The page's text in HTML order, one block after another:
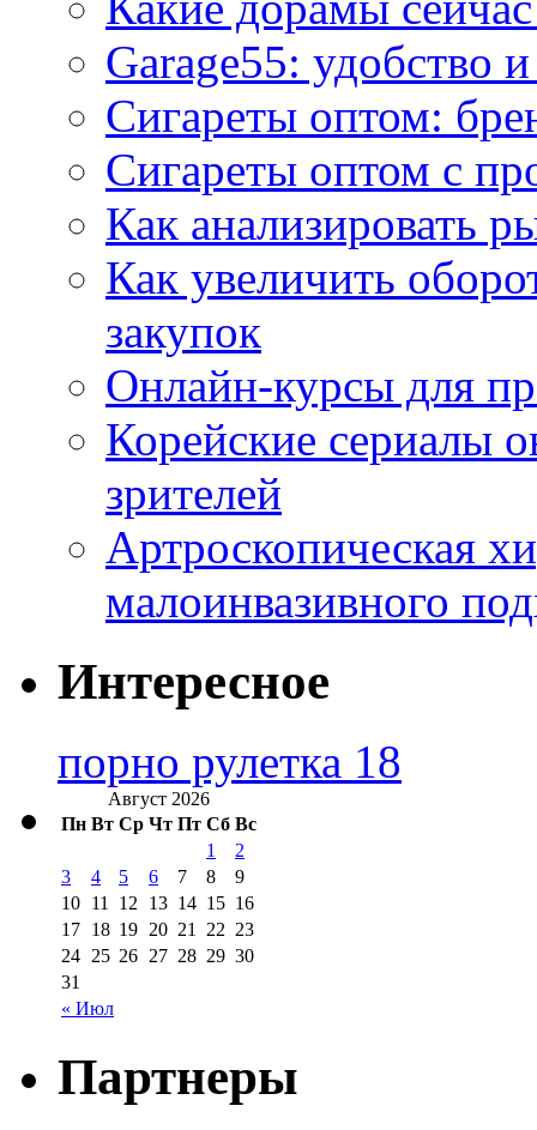
Garage55: удобство
Сигареты оптом:
Сигареты оптом с
Как анализировать
Как увеличить
закупок
Онлайн-курсы для
Корейские сериалы
зрителей
Артроскопическая
малоинвазивного
Интересное
порно рулетка 18
Август 2026
Пн Вт Ср Чт Пт Сб Вс
« Июл
1
2
3
4 5 6 7 8
9
10 11 12 13 14 15 16
17 18 19 20 21 22 23
24 25 26 27 28 29 30
31
Партнеры